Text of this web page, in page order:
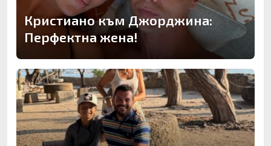
Кристиано към Джорджина:
Перфектна жена!